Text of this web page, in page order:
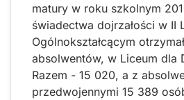
matury w roku szkolnym
świadectwa dojrzałości w II
Ogólnokształcącym
absolwentów, w Liceum dla
Razem - 15 020, a z
przedwojennymi 15 389